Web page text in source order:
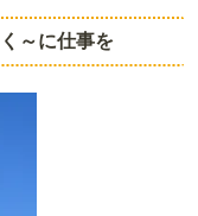
～に仕事を